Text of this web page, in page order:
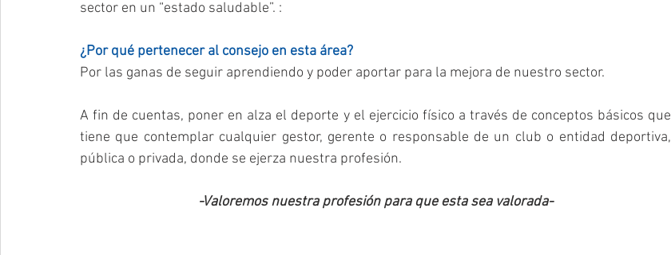
sector en un “estado saludable”. :
¿Por qué pertenecer al consejo en esta área?
Por las ganas de seguir aprendiendo y poder aportar para la mejora de nuestro sector.
A fin de cuentas, poner en alza el deporte y el ejercicio físico a través de conceptos básicos que
tiene que contemplar cualquier gestor, gerente o responsable de un club o entidad deportiva,
pública o privada, donde se ejerza nuestra profesión.
-Valoremos nuestra profesión para que esta sea valorada-